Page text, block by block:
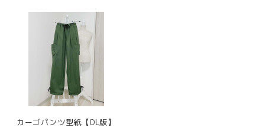
カーゴパンツ型紙【DL版】